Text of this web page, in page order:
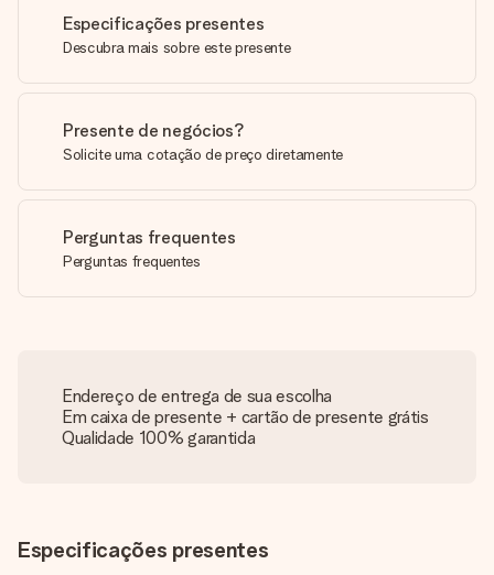
Especificações presentes
Descubra mais sobre este presente
Presente de negócios?
Solicite uma cotação de preço diretamente
Perguntas frequentes
Perguntas frequentes
Endereço de entrega de sua escolha
Em caixa de presente + cartão de presente grátis
Qualidade 100% garantida
Especificações presentes